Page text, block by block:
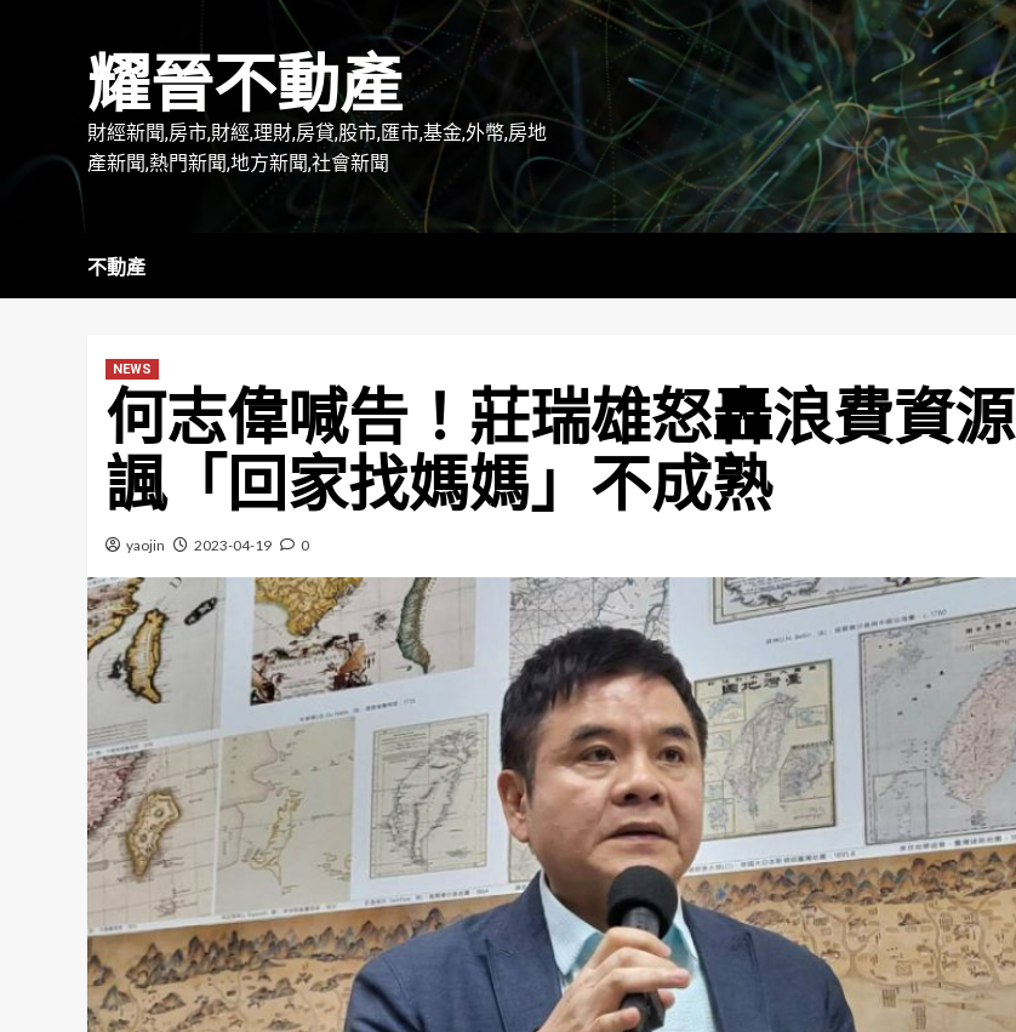
耀晉不動產
財經新聞,房市,財經,理財,房貸,股市,匯市,基金,外幣,房地
產新聞,熱門新聞,地方新聞,社會新聞
不動產
NEWS
何志偉喊告！莊瑞雄怒轟浪費資源
諷「回家找媽媽」不成熟
yaojin 2023-04-19 0